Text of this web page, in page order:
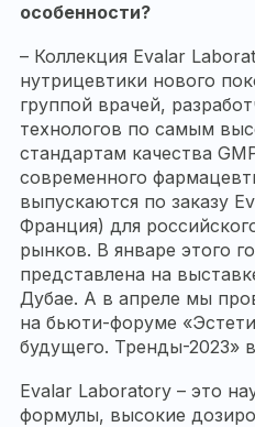
особенности?
– Коллекция Evalar
нутрицевтики нового
группой врачей,
технологов по самым
стандартам качества
современного
выпускаются по заказу
Франция) для
рынков. В январе этого
представлена на
Дубае. А в апреле мы
на бьюти-форуме
будущего. Тренды-2023»
Evalar Laboratory – это
формулы, высокие